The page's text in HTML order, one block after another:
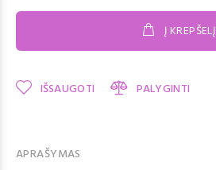
Į KREPŠELĮ
IŠSAUGOTI PALYGINTI
APRAŠYMAS